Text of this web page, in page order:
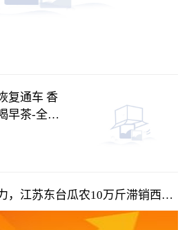
复通车 香
早茶-全球
，江苏东台瓜农10万斤滞销西瓜